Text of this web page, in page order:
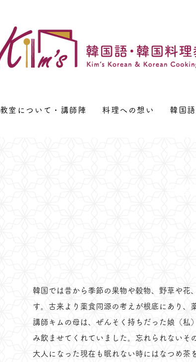
教室について・講師陣 料理への想い 韓国
韓国では昔から季節の果物や穀物、野草や花
す。古来より薬食同源の考えが根底にあり、
講師キムの母は、ぜんそく持ちだった娘（私
み飲ませてくれていました。忘れられないそ
大人になった現在も眠れない時にはなつめ茶